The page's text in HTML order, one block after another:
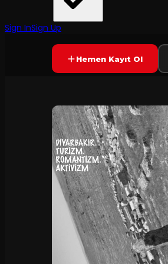
Sign InSign UpSONA ERDI
Hemen Kayıt Ol